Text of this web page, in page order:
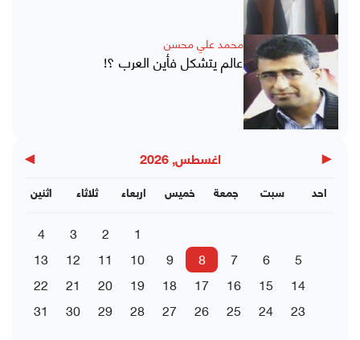
محمد علي محسن
عالم يتشكل فأين العرب ؟!
◀ اغسطس, 2026 ▶
اثنين ثلاثاء اربعاء خميس جمعة سبت احد
1
2
3
4
5
6
7
8
9
10
11
12
13
14
15
16
17
18
19
20
21
22
23
24
25
26
27
28
29
30
31